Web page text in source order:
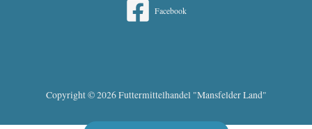
Facebook
Copyright © 2026 Futtermittelhandel "Mansfelder Land"